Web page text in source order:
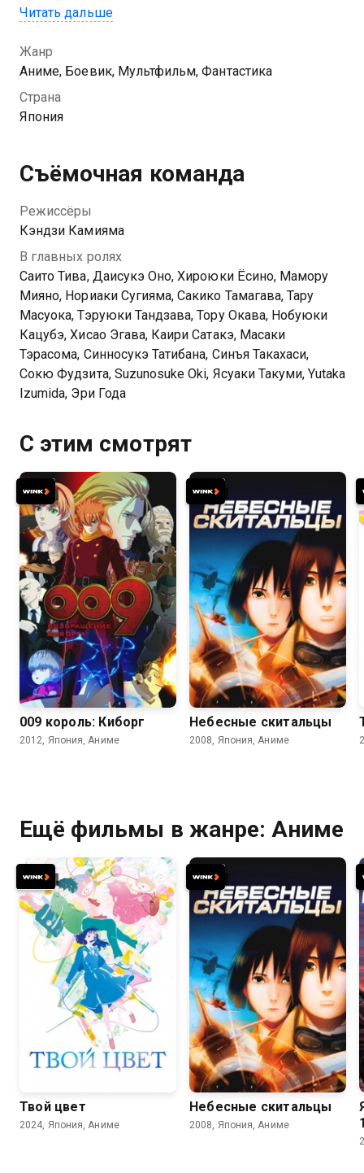
рухнули один за другим. Неожиданная атака
когда мир однажды уже находился в кризисе, было
девять киборгов-воинов, которые спасли его от
гибели. Доктор Гилмор, являющийся их создателем,
снова пытается собрать свою команду, члены
С кем предстоит им бороться на этот раз? Им вновь
вернут память, которая была стёрта после
последних событий. И как только это случится, отряд
Zero Zero возрождённых киборгов начнёт битву с
Читать дальше
Жанр
Аниме, Боевик, Мультфильм, Фантастика
Страна
Япония
Съёмочная команда
Режиссёры
Кэндзи Камияма
В главных ролях
Саито Тива, Даисукэ Оно, Хироюки Ёсино, Мамору
Мияно, Нориаки Сугияма, Сакико Тамагава, Тару
Масуока, Тэруюки Тандзава, Тору Окава, Нобуюки
Кацубэ, Хисао Эгава, Каири Сатакэ, Масаки
Тэрасома, Синносукэ Татибана, Синъя Такахаси,
Сокю Фудзита, Suzunosuke Oki, Ясуаки Такуми, Yutaka
Izumida, Эри Года
С этим смотрят
6.3 5.8
009 король: Киборг
2012, Япония, Аниме
7.1 6.7
Небесные скитальцы
2008, Япония, Аниме
Ещё фильмы в жанре: Аниме
7.6 7.0
Твой цвет
2024, Япония, Аниме
7.1 6.7
Небесные скитальцы
2008, Япония, Аниме